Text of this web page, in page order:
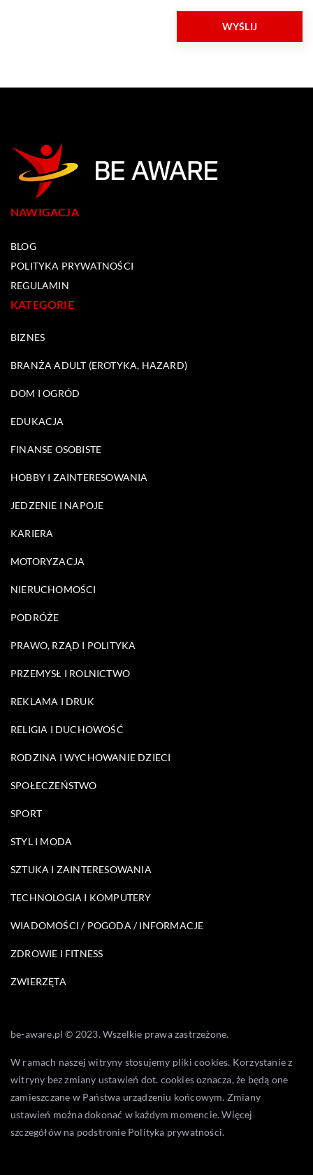
NAWIGACJA
BLOG
POLITYKA PRYWATNOŚCI
REGULAMIN
KATEGORIE
BIZNES
BRANŻA ADULT (EROTYKA, HAZARD)
DOM I OGRÓD
EDUKACJA
FINANSE OSOBISTE
HOBBY I ZAINTERESOWANIA
JEDZENIE I NAPOJE
KARIERA
MOTORYZACJA
NIERUCHOMOŚCI
PODRÓŻE
PRAWO, RZĄD I POLITYKA
PRZEMYSŁ I ROLNICTWO
REKLAMA I DRUK
RELIGIA I DUCHOWOŚĆ
RODZINA I WYCHOWANIE DZIECI
SPOŁECZEŃSTWO
SPORT
STYL I MODA
SZTUKA I ZAINTERESOWANIA
TECHNOLOGIA I KOMPUTERY
WIADOMOŚCI / POGODA / INFORMACJE
ZDROWIE I FITNESS
ZWIERZĘTA
be-aware.pl © 2023. Wszelkie prawa zastrzeżone.
W ramach naszej witryny stosujemy pliki cookies. Korzystanie z
witryny bez zmiany ustawień dot. cookies oznacza, że będą one
zamieszczane w Państwa urządzeniu końcowym. Zmiany
ustawień można dokonać w każdym momencie. Więcej
szczegółów na podstronie Polityka prywatności.